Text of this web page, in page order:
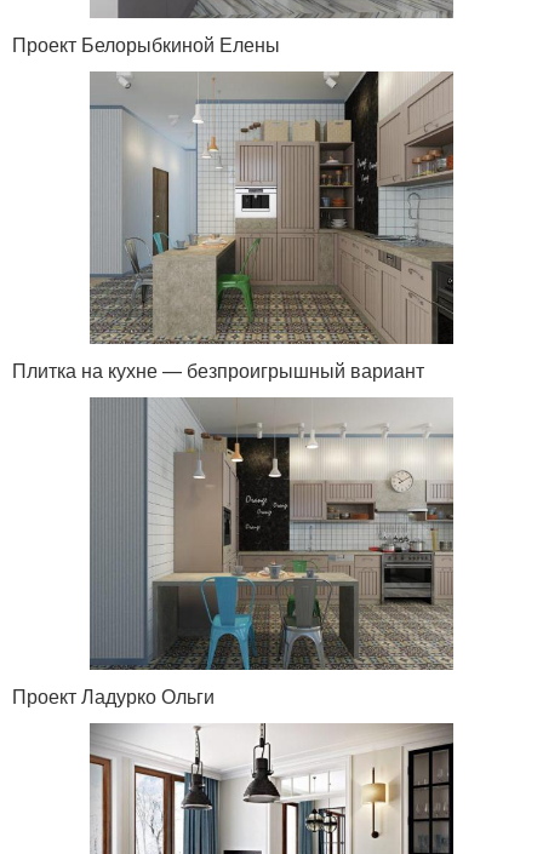
Проект Белорыбкиной Елены
Плитка на кухне — безпроигрышный вариант
Проект Ладурко Ольги